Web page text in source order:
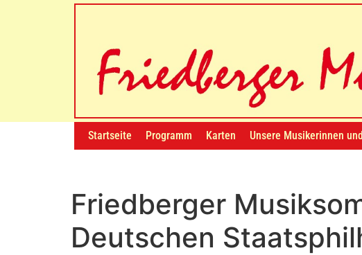
Startseite Programm Karten Unsere Musikerinnen
Friedberger
Deutschen